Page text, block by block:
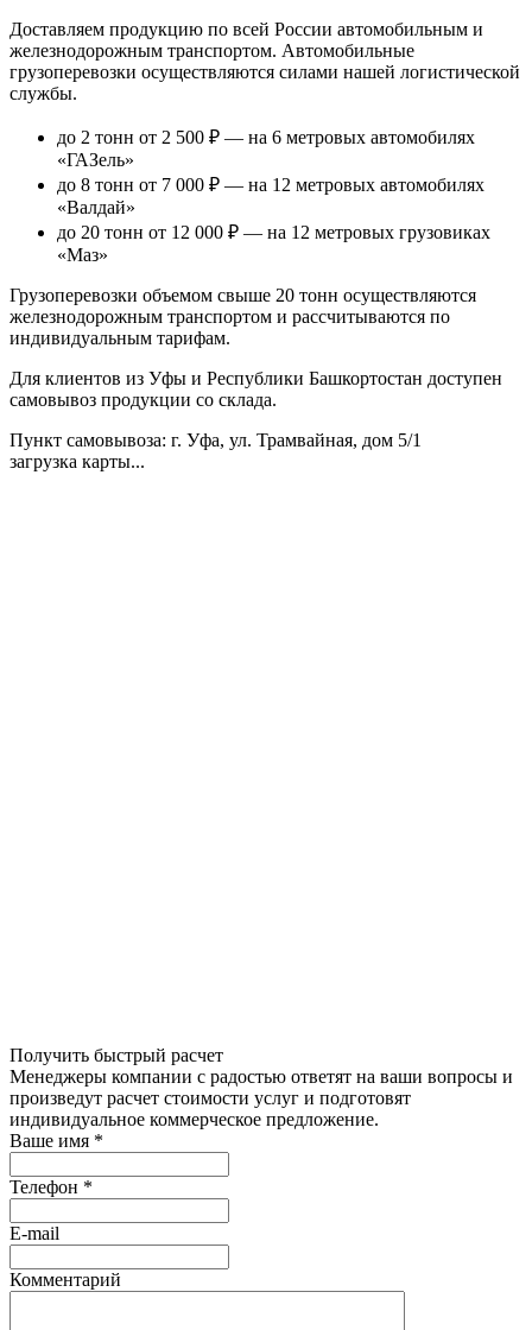
Доставляем продукцию по всей России автомобильным и
железнодорожным транспортом. Автомобильные
грузоперевозки осуществляются силами нашей логистической
службы.
до 2 тонн от 2 500 ₽ — на 6 метровых автомобилях
«ГАЗель»
до 8 тонн от 7 000 ₽ — на 12 метровых автомобилях
«Валдай»
до 20 тонн от 12 000 ₽ — на 12 метровых грузовиках
«Маз»
Грузоперевозки объемом свыше 20 тонн осуществляются
железнодорожным транспортом и рассчитываются по
индивидуальным тарифам.
Для клиентов из Уфы и Республики Башкортостан доступен
самовывоз продукции со склада.
Пункт самовывоза: г. Уфа, ул. Трамвайная, дом 5/1
загрузка карты...
Получить быстрый расчет
Менеджеры компании с радостью ответят на ваши вопросы и
произведут расчет стоимости услуг и подготовят
индивидуальное коммерческое предложение.
Ваше имя *
Телефон *
E-mail
Комментарий